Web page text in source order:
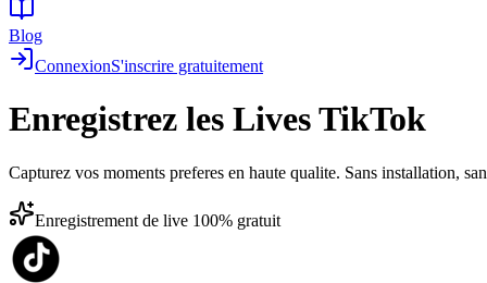
Blog
ConnexionS'inscrire gratuitement
Enregistrez les Lives TikTok
Capturez vos moments preferes en haute qualite. Sans installation,
Enregistrement de live 100% gratuit